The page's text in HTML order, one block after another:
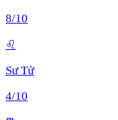
8/10
♌
Sư Tử
4/10